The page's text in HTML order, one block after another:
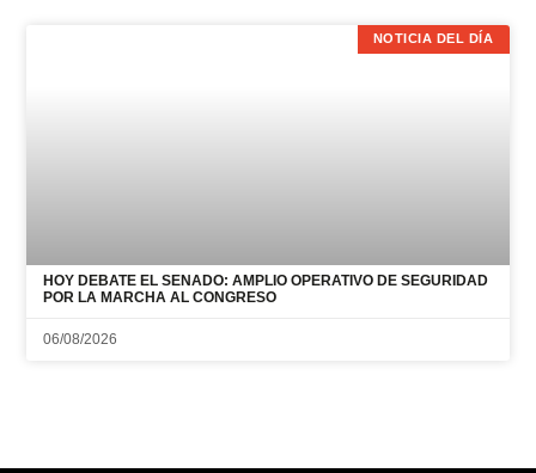
NOTICIA DEL DÍA
HOY DEBATE EL SENADO: AMPLIO OPERATIVO DE SEGURIDAD
POR LA MARCHA AL CONGRESO
06/08/2026